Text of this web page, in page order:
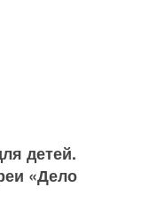
детей.
«Дело